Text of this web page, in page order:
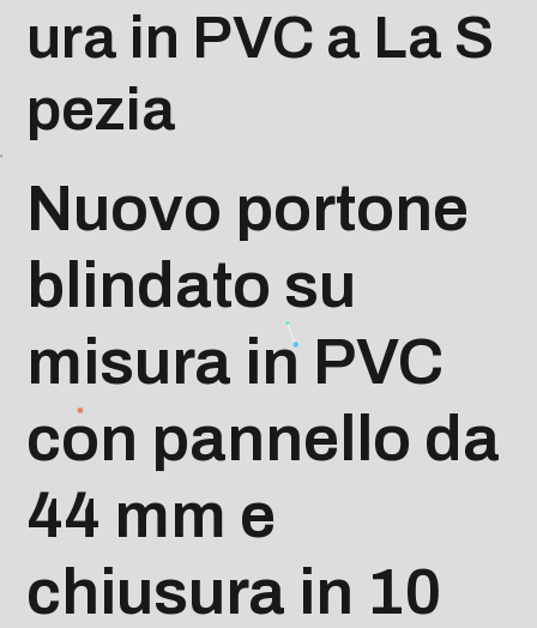
ura in PVC a La S
pezia
Nuovo portone
blindato su
misura in PVC
con pannello da
44 mm e
chiusura in 10